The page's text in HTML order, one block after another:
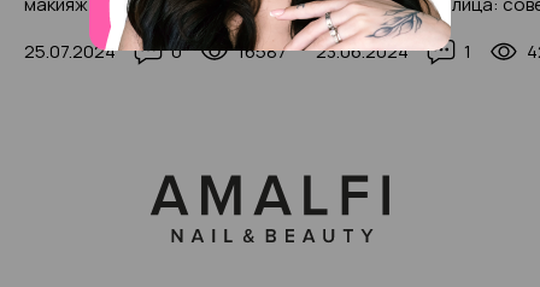
пошаговая инструкция с
фото-примерами
25.07.2024 0 16587
по выбору с красивыми
идеями
23.06.2024 1